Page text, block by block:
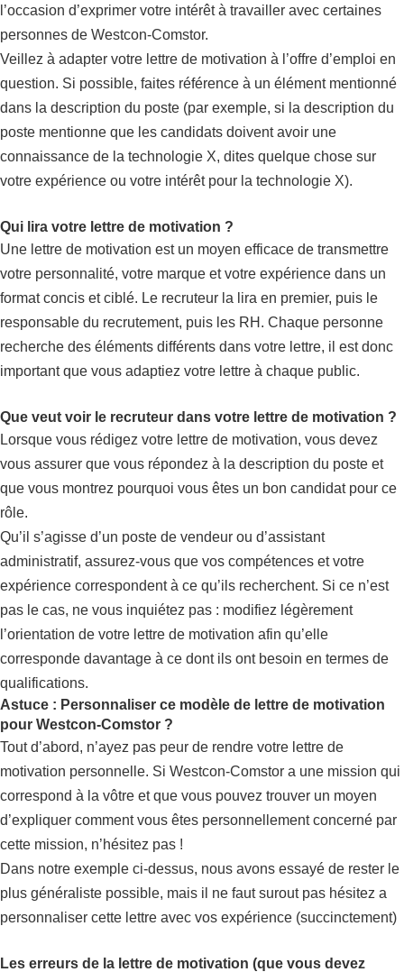
l’occasion d’exprimer votre intérêt à travailler avec certaines
personnes de Westcon-Comstor.
Veillez à adapter votre lettre de motivation à l’offre d’emploi en
question. Si possible, faites référence à un élément mentionné
dans la description du poste (par exemple, si la description du
poste mentionne que les candidats doivent avoir une
connaissance de la technologie X, dites quelque chose sur
votre expérience ou votre intérêt pour la technologie X).
Qui lira votre lettre de motivation ?
Une lettre de motivation est un moyen efficace de transmettre
votre personnalité, votre marque et votre expérience dans un
format concis et ciblé. Le recruteur la lira en premier, puis le
responsable du recrutement, puis les RH. Chaque personne
recherche des éléments différents dans votre lettre, il est donc
important que vous adaptiez votre lettre à chaque public.
Que veut voir le recruteur dans votre lettre de motivation ?
Lorsque vous rédigez votre lettre de motivation, vous devez
vous assurer que vous répondez à la description du poste et
que vous montrez pourquoi vous êtes un bon candidat pour ce
rôle.
Qu’il s’agisse d’un poste de vendeur ou d’assistant
administratif, assurez-vous que vos compétences et votre
expérience correspondent à ce qu’ils recherchent. Si ce n’est
pas le cas, ne vous inquiétez pas : modifiez légèrement
l’orientation de votre lettre de motivation afin qu’elle
corresponde davantage à ce dont ils ont besoin en termes de
qualifications.
Astuce : Personnaliser ce modèle de lettre de motivation
pour Westcon-Comstor ?
Tout d’abord, n’ayez pas peur de rendre votre lettre de
motivation personnelle. Si Westcon-Comstor a une mission qui
correspond à la vôtre et que vous pouvez trouver un moyen
d’expliquer comment vous êtes personnellement concerné par
cette mission, n’hésitez pas !
Dans notre exemple ci-dessus, nous avons essayé de rester le
plus généraliste possible, mais il ne faut surout pas hésitez a
personnaliser cette lettre avec vos expérience (succinctement)
Les erreurs de la lettre de motivation (que vous devez